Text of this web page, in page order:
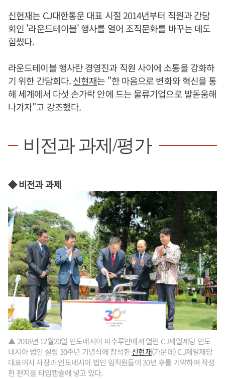
신현재는 CJ대한통운 대표 시절 2014년부터 직원과 간담
회인 '라운드테이블' 행사를 열어 조직문화를 바꾸는 데도
힘썼다.
라운드테이블 행사란 경영진과 직원 사이에 소통을 강화하
기 위한 간담회다.신현재는 "한 마음으로 변화와 혁신을 통
해 세계에서 다섯 손가락 안에 드는 물류기업으로 발돋움해
나가자"고 강조했다.
비전과 과제/평가
◆ 비전과 과제
▲ 2018년 12월20일 인도네시아 파수루안에서 열린 CJ제일제당 인도
네시아 법인 설립 30주년 기념식에 참석한신현재(가운데) CJ제일제당
대표이사 사장과 인도네시아 법인 임직원들이 30년 후를 기약하며 작성
한 편지를 타임캡슐에 넣고 있다.